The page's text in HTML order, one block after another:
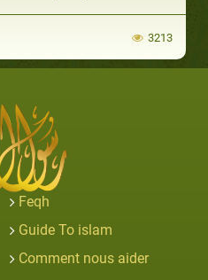
3213
Feqh
Guide To islam
Comment nous aider